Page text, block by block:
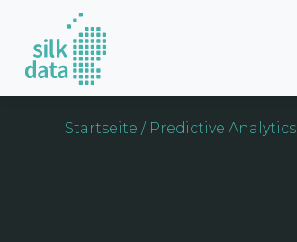
Startseite / Predictive Analytics